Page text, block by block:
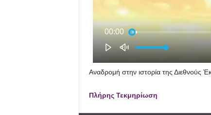
Αναδρομή στην ιστορία της Διεθνούς
Πλήρης Τεκμηρίωση